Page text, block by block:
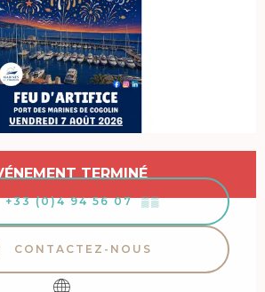
TERMINÉ
+33 (0)4 94 56 07▒▒
CONTACTEZ-NOUS